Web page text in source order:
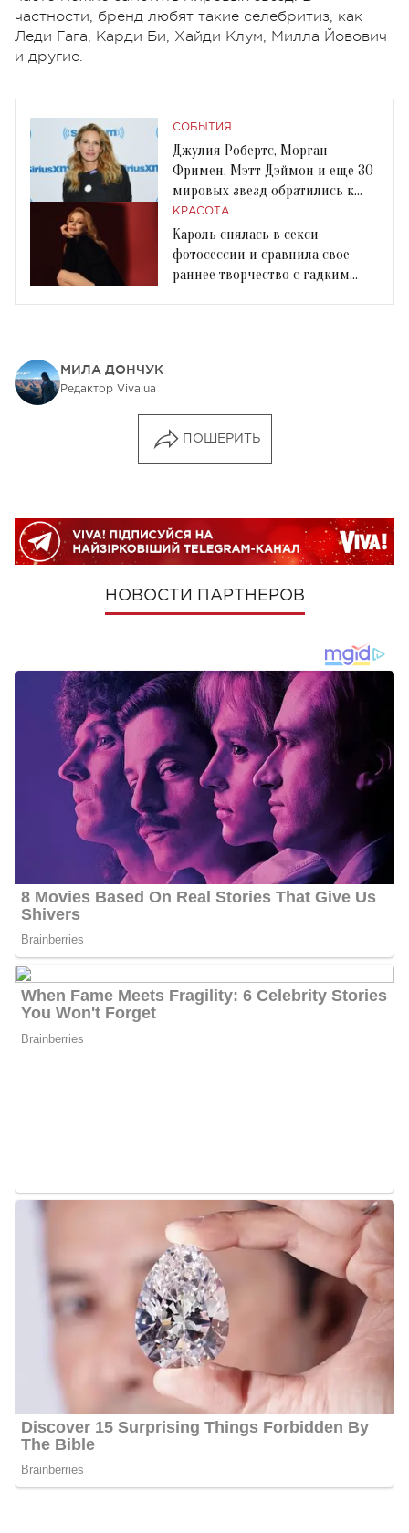
частности, бренд любят такие селебритиз, как
Леди Гага, Карди Би, Хайди Клум, Милла Йовович
и другие.
СОБЫТИЯ
Джулия Робертс, Морган
Фримен, Мэтт Дэймон и еще 30
мировых звезд обратились к
украинцам
КРАСОТА
Кароль снялась в секси-
фотосессии и сравнила свое
раннее творчество с гадким
МИЛА ДОНЧУК
Редактор Viva.ua
ПОШЕРИТЬ
НОВОСТИ ПАРТНЕРОВ